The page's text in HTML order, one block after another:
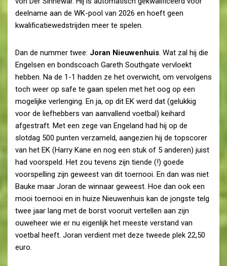
deelname aan de WK-pool van 2026 en hoeft geen
kwalificatiewedstrijden meer te spelen.
Dan de nummer twee: Joran Nieuwenhuis. Wat zal hij die
Engelsen en bondscoach Gareth Southgate vervloekt
hebben. Na de 1-1 hadden ze het overwicht, om vervolgens
toch weer op safe te gaan spelen met het oog op een
mogelijke verlenging. En ja, op dit EK werd dat (gelukkig
voor de liefhebbers van aanvallend voetbal) keihard
afgestraft. Met een zege van Engeland had hij op de
slotdag 500 punten verzameld, aangezien hij de topscorer
van het EK (Harry Kane en nog een stuk of 5 anderen) juist
had voorspeld. Het zou tevens zijn tiende (!) goede
voorspelling zijn geweest van dit toernooi. En dan was niet
Bauke maar Joran de winnaar geweest. Hoe dan ook een
mooi toernooi en in huize Nieuwenhuis kan de jongste telg
twee jaar lang met de borst vooruit vertellen aan zijn
ouweheer wie er nu eigenlijk het meeste verstand van
voetbal heeft. Joran verdient met deze tweede plek 22,50
euro.